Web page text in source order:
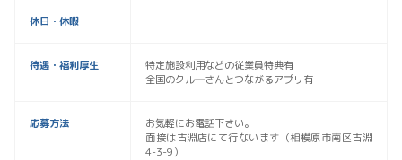
休日・休暇
待遇・福利厚生
特定施設利用などの従業員特典有
全国のクル―さんとつながるアプリ有
応募方法
お気軽にお電話下さい。
面接は古淵店にて行ないます（相模原市南区古淵
4-3-9）